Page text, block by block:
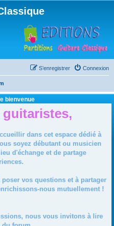
Connexion
S’enregistrer
bienvenue
guitaristes,
dans cet espace dédié à
soyez débutant ou musicien
d'échange et de partage
vos questions et à partager
nous mutuellement !
nous vous invitons à lire